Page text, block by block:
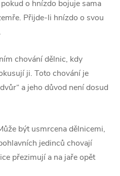
o hnízdo bojuje sama
Přijde-li hnízdo o svou
chování dělnic, kdy
ji. Toto chování je
a jeho důvod není dosud
být usmrcena dělnicemi,
jedinců chovají
přezimují a na jaře opět